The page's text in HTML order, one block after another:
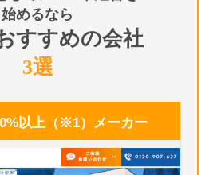
始めるなら
すすめの会社
3選
以上（※1） メーカー